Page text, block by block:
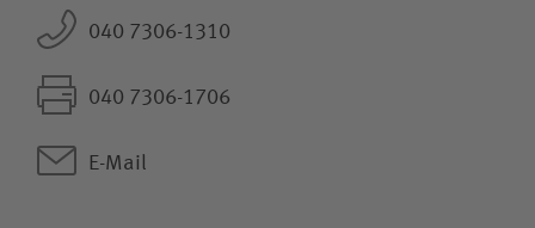
040 7306-1310
040 7306-1706
E-Mail